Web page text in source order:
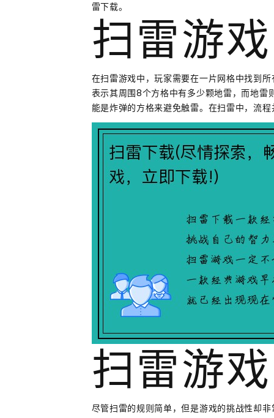
雷下载。
扫雷游
在扫雷游戏中，玩家需要在一片网格中找到
表示其周围8个方格中有多少颗地雷，而地雷
能是炸弹的方格来避免触雷。在扫雷中，流
扫雷游
尽管扫雷的规则简单，但是游戏的挑战性却